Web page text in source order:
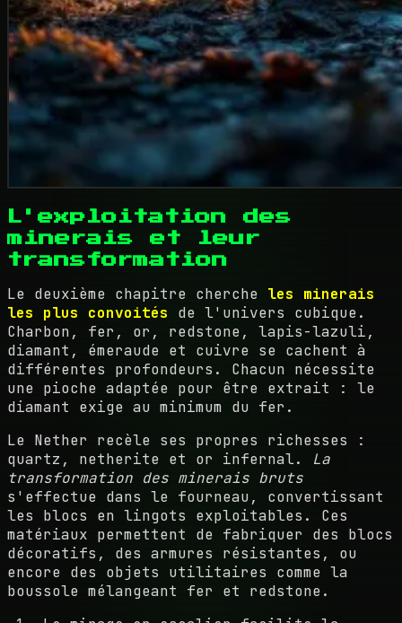
L'exploitation des
minerais et leur
transformation
Le deuxième chapitre cherche les minerais
les plus convoités de l'univers cubique.
Charbon, fer, or, redstone, lapis-lazuli,
diamant, émeraude et cuivre se cachent à
différentes profondeurs. Chacun nécessite
une pioche adaptée pour être extrait : le
diamant exige au minimum du fer.
Le Nether recèle ses propres richesses :
quartz, netherite et or infernal. La
transformation des minerais bruts
s'effectue dans le fourneau, convertissant
les blocs en lingots exploitables. Ces
matériaux permettent de fabriquer des blocs
décoratifs, des armures résistantes, ou
encore des objets utilitaires comme la
boussole mélangeant fer et redstone.